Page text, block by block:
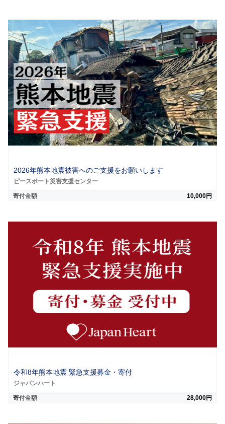
2026年熊本地震被害へのご支援をお願いします
ピースボート災害支援センター
寄付金額 10,000円
令和8年熊本地震 緊急支援募金・寄付
ジャパンハート
寄付金額 28,000円